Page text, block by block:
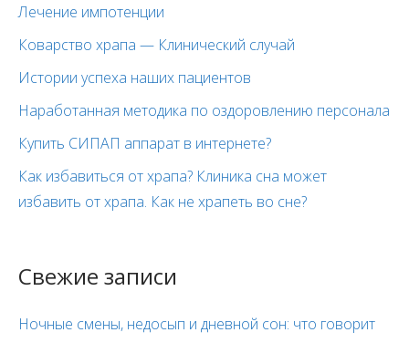
Лечение импотенции
Коварство храпа — Клинический случай
Истории успеха наших пациентов
Наработанная методика по оздоровлению персонала
Купить СИПАП аппарат в интернете?
Как избавиться от храпа? Клиника сна может
избавить от храпа. Как не храпеть во сне?
Свежие записи
Ночные смены, недосып и дневной сон: что говорит